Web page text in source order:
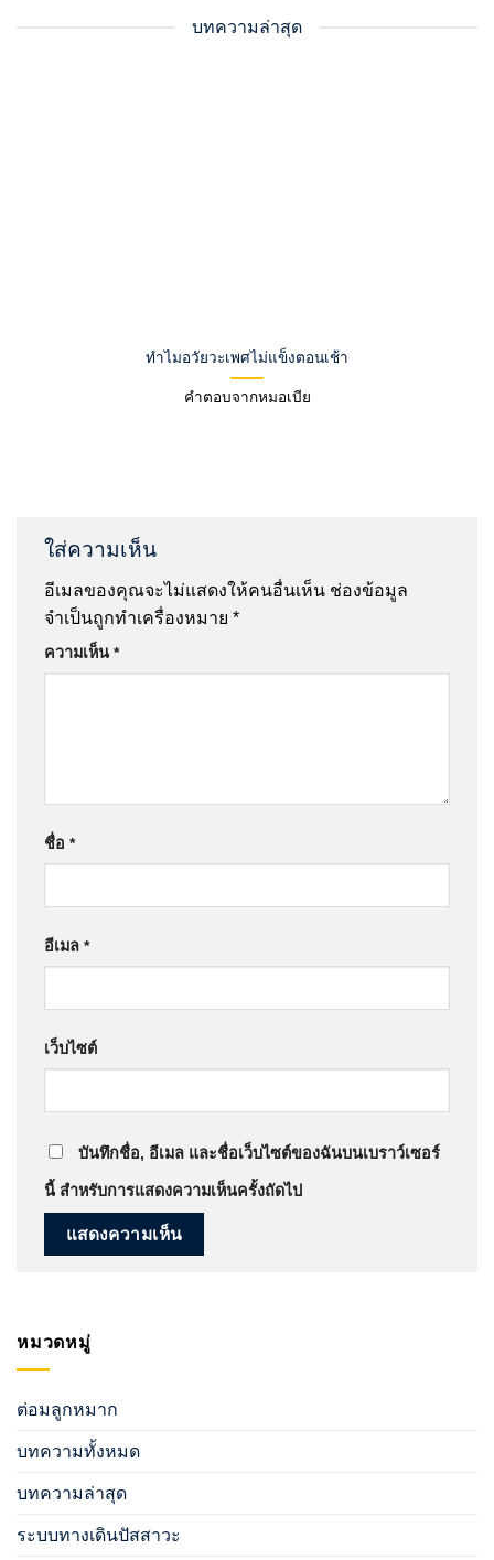
บทความล่าสุด
ทำไมอวัยวะเพศไม่แข็งตอนเช้า
คำตอบจากหมอเบีย
ใส่ความเห็น
อีเมลของคุณจะไม่แสดงให้คนอื่นเห็น ช่องข้อมูล
จำเป็นถูกทำเครื่องหมาย *
ความเห็น *
ชื่อ *
อีเมล *
เว็บไซต์
บันทึกชื่อ, อีเมล และชื่อเว็บไซต์ของฉันบนเบราว์เซอร์
นี้ สำหรับการแสดงความเห็นครั้งถัดไป
หมวดหมู่
ต่อมลูกหมาก
บทความทั้งหมด
บทความล่าสุด
ระบบทางเดินปัสสาวะ